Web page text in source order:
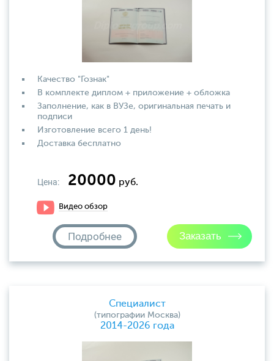
Качество "Гознак"
В комплекте диплом + приложение + обложка
Заполнение, как в ВУЗе, оригинальная печать и
подписи
Изготовление всего 1 день!
Доставка бесплатно
Цена: 20000 руб.
Видео обзор
Подробнее
Специалист
(типографии Москва)
2014-2026 года